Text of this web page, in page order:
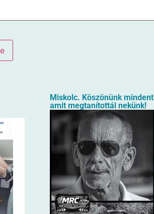
Miskolc. Köszönünk mindent
amit megtanítottál nekünk!